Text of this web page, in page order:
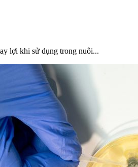
lợi khi sử dụng trong nuôi...